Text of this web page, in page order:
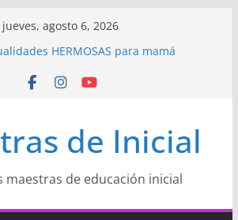
jueves, agosto 6, 2026
Inicial
HERMOSAS para mamá
llenas de amor)
“Celebramos con Alegría la Semana
Inicial»
con amor
de Inicial
maestras de educación inicial